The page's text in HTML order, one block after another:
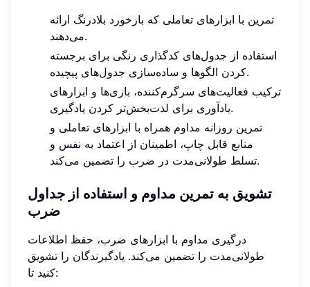
تمرین با ابزارهای تعاملی که بازخورد بلادرنگ ارائه
می‌دهند.
استفاده از جدول‌های کدگذاری رنگی برای برجسته
کردن الگوها و ساده‌سازی جدول‌های پیچیده.
ترکیب فعالیت‌های سرگرم‌کننده، بازی‌ها و ابزارهای
یادآوری برای لذت‌بخش‌تر کردن یادگیری.
تمرین روزانه مداوم همراه با ابزارهای تعاملی و
منابع قابل چاپ، اطمینان از اعتماد به نفس و
تسلط طولانی‌مدت در ضرب را تضمین می‌کند.
تشویق به تمرین مداوم و استفاده از جداول
ضرب
درگیری مداوم با ابزارهای ضرب، حفظ اطلاعات
طولانی‌مدت را تضمین می‌کند. یادگیرندگان را تشویق
کنید تا: